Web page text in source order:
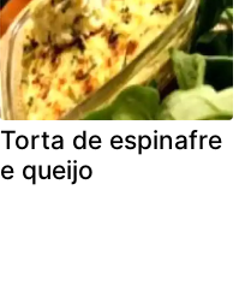
Torta de espinafre
e queijo